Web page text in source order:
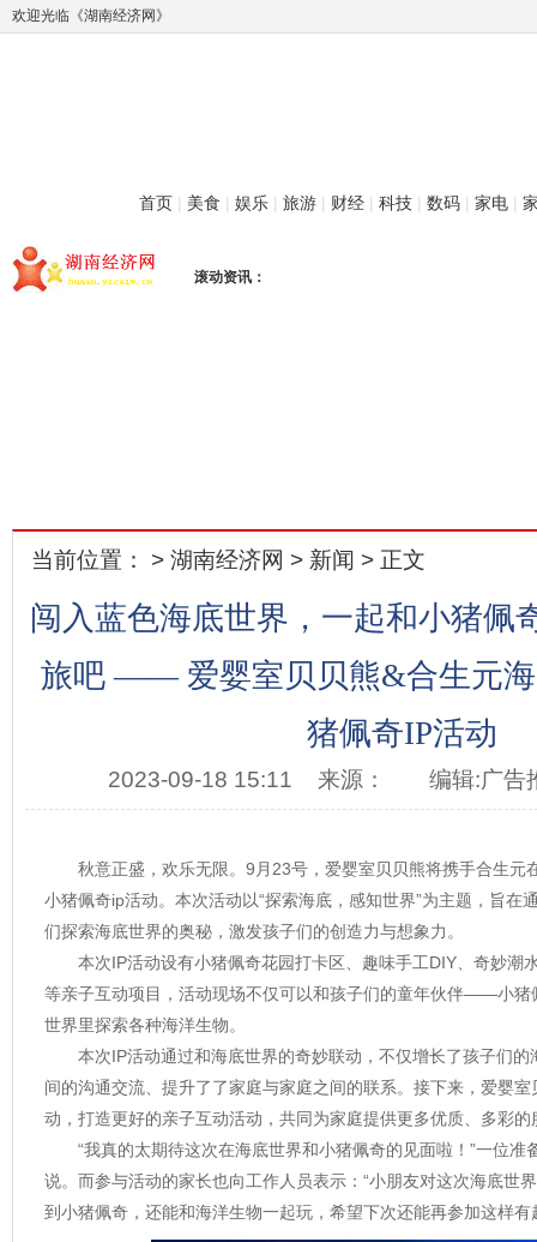
欢迎光临《湖南经济网》
首页 | 美食 | 娱乐 | 旅游 | 财经 | 科技 | 数码 | 家电 |
滚动资讯：
当前位置： > 湖南经济网 > 新闻 > 正文
闯入蓝色海底世界，一起和小猪佩
旅吧 —— 爱婴室贝贝熊&合生元
猪佩奇IP活动
2023-09-18 15:11 来源： 编辑:广告
秋意正盛，欢乐无限。9月23号，爱婴室贝贝熊将携手合生元
小猪佩奇ip活动。本次活动以“探索海底，感知世界”为主题，旨在
们探索海底世界的奥秘，激发孩子们的创造力与想象力。
本次IP活动设有小猪佩奇花园打卡区、趣味手工DIY、奇妙潮
等亲子互动项目，活动现场不仅可以和孩子们的童年伙伴——小猪
世界里探索各种海洋生物。
本次IP活动通过和海底世界的奇妙联动，不仅增长了孩子们
间的沟通交流、提升了了家庭与家庭之间的联系。接下来，爱婴
动，打造更好的亲子互动活动，共同为家庭提供更多优质、多彩的
“我真的太期待这次在海底世界和小猪佩奇的见面啦！”一位准
说。而参与活动的家长也向工作人员表示：“小朋友对这次海底世
到小猪佩奇，还能和海洋生物一起玩，希望下次还能再参加这样有